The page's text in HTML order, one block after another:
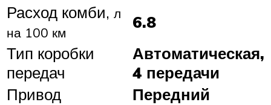
Расход комби, л
на 100 км
6.8
Тип коробки
передач
Автоматическая,
4 передачи
Привод
Передний